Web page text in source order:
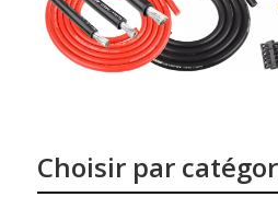
Choisir par